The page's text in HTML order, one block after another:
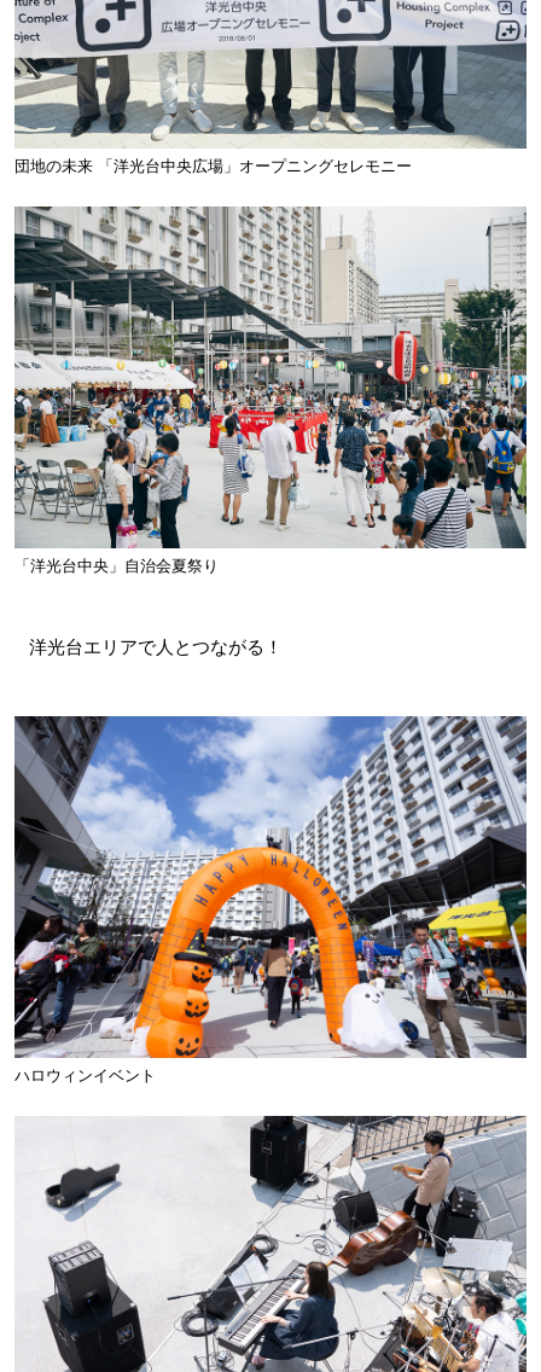
団地の未来 「洋光台中央広場」オープニングセレモニー
「洋光台中央」自治会夏祭り
洋光台エリアで人とつながる！
ハロウィンイベント